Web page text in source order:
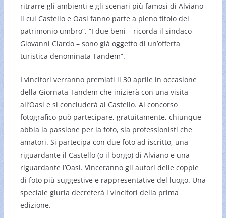
ritrarre gli ambienti e gli scenari più famosi di Alviano
il cui Castello e Oasi fanno parte a pieno titolo del
patrimonio umbro”. “I due beni – ricorda il sindaco
Giovanni Ciardo – sono già oggetto di un’offerta
turistica denominata Tandem”.
I vincitori verranno premiati il 30 aprile in occasione
della Giornata Tandem che inizierà con una visita
all’Oasi e si concluderà al Castello. Al concorso
fotografico può partecipare, gratuitamente, chiunque
abbia la passione per la foto, sia professionisti che
amatori. Si partecipa con due foto ad iscritto, una
riguardante il Castello (o il borgo) di Alviano e una
riguardante l’Oasi. Vinceranno gli autori delle coppie
di foto più suggestive e rappresentative del luogo. Una
speciale giuria decreterà i vincitori della prima
edizione.